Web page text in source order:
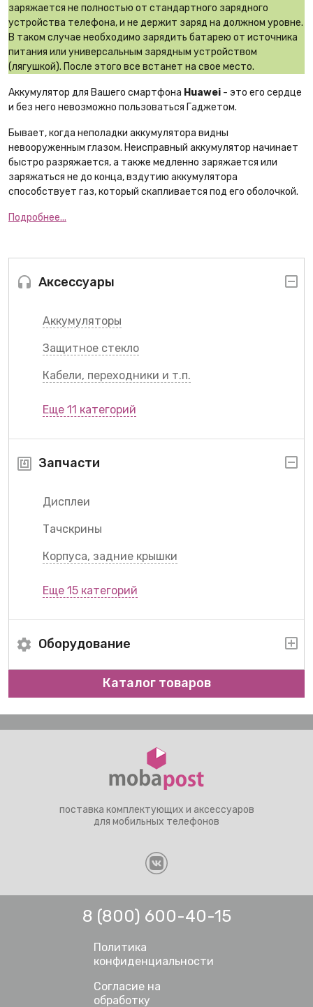
Аксессуары
Аккумуляторы
Защитное стекло
Кабели, переходники и т.п.
Еще 11 категорий
Запчасти
Дисплеи
Тачскрины
Корпуса, задние крышки
Еще 15 категорий
Оборудование
Каталог товаров
заряжается не полностью от стандартного зарядного
устройства телефона, и не держит заряд на должном уровне.
В таком случае необходимо зарядить батарею от источника
питания или универсальным зарядным устройством
(лягушкой). После этого все встанет на свое место.
Аккумулятор для Вашего смартфона Huawei - это его сердце
и без него невозможно пользоваться Гаджетом.
Бывает, когда неполадки аккумулятора видны
невооруженным глазом. Неисправный аккумулятор начинает
быстро разряжается, а также медленно заряжается или
заряжаться не до конца, вздутию аккумулятора
способствует газ, который скапливается под его оболочкой.
Подробнее...
поставка комплектующих и аксессуаров
для мобильных телефонов
8 (800) 600-40-15
Политика
конфиденциальности
Согласие на
обработку